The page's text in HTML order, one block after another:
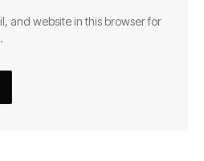
and website in this browser for